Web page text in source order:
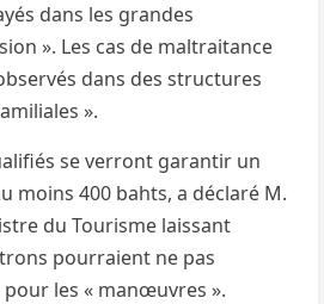
dans les grandes
». Les cas de maltraitance
dans des structures
».
se verront garantir un
moins 400 bahts, a déclaré M.
du Tourisme laissant
pourraient ne pas
les « manœuvres ».